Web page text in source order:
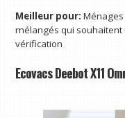
Meilleur pour:
mélangés qui souhaitent
vérification
Ecovacs Deebot X11